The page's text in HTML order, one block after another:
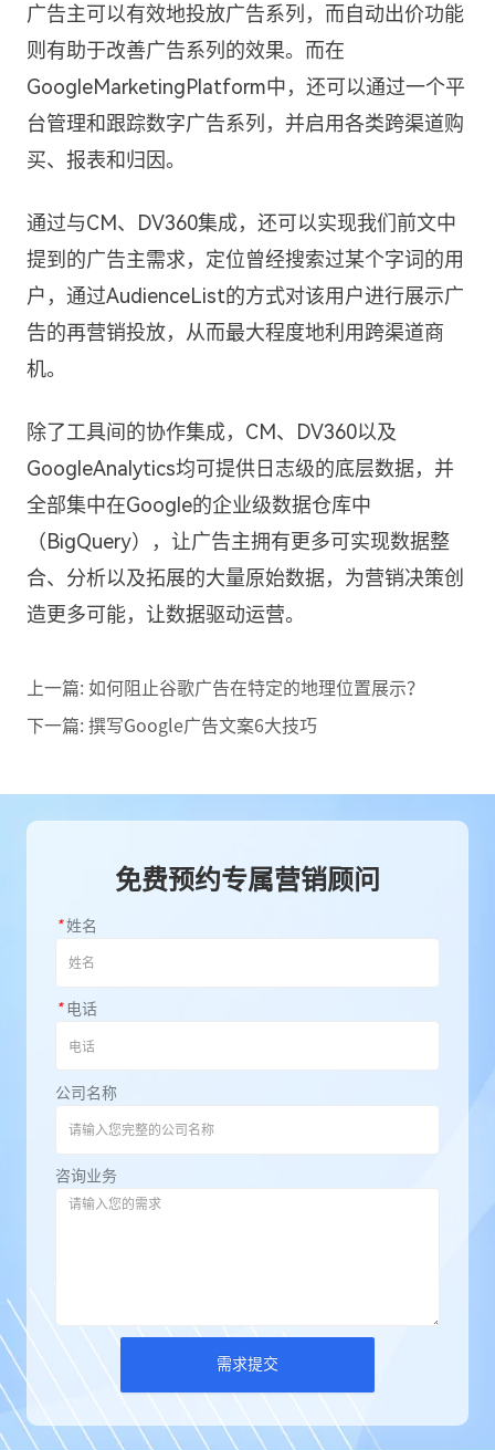
广告主可以有效地投放广告系列，而自动出价功能
则有助于改善广告系列的效果。而在
GoogleMarketingPlatform中，还可以通过一个平
台管理和跟踪数字广告系列，并启用各类跨渠道购
买、报表和归因。
通过与CM、DV360集成，还可以实现我们前文中
提到的广告主需求，定位曾经搜索过某个字词的用
户，通过AudienceList的方式对该用户进行展示广
告的再营销投放，从而最大程度地利用跨渠道商
机。
除了工具间的协作集成，CM、DV360以及
GoogleAnalytics均可提供日志级的底层数据，并
全部集中在Google的企业级数据仓库中
（BigQuery），让广告主拥有更多可实现数据整
合、分析以及拓展的大量原始数据，为营销决策创
造更多可能，让数据驱动运营。
上一篇:如何阻止谷歌广告在特定的地理位置展示？
下一篇:撰写Google广告文案6大技巧
免费预约专属营销顾问
*姓名
*电话
公司名称
咨询业务
需求提交